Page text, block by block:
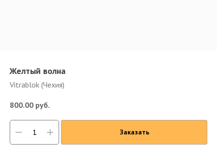
Желтый волна
Vitrablok (Чехия)
800.00 руб.
Заказать